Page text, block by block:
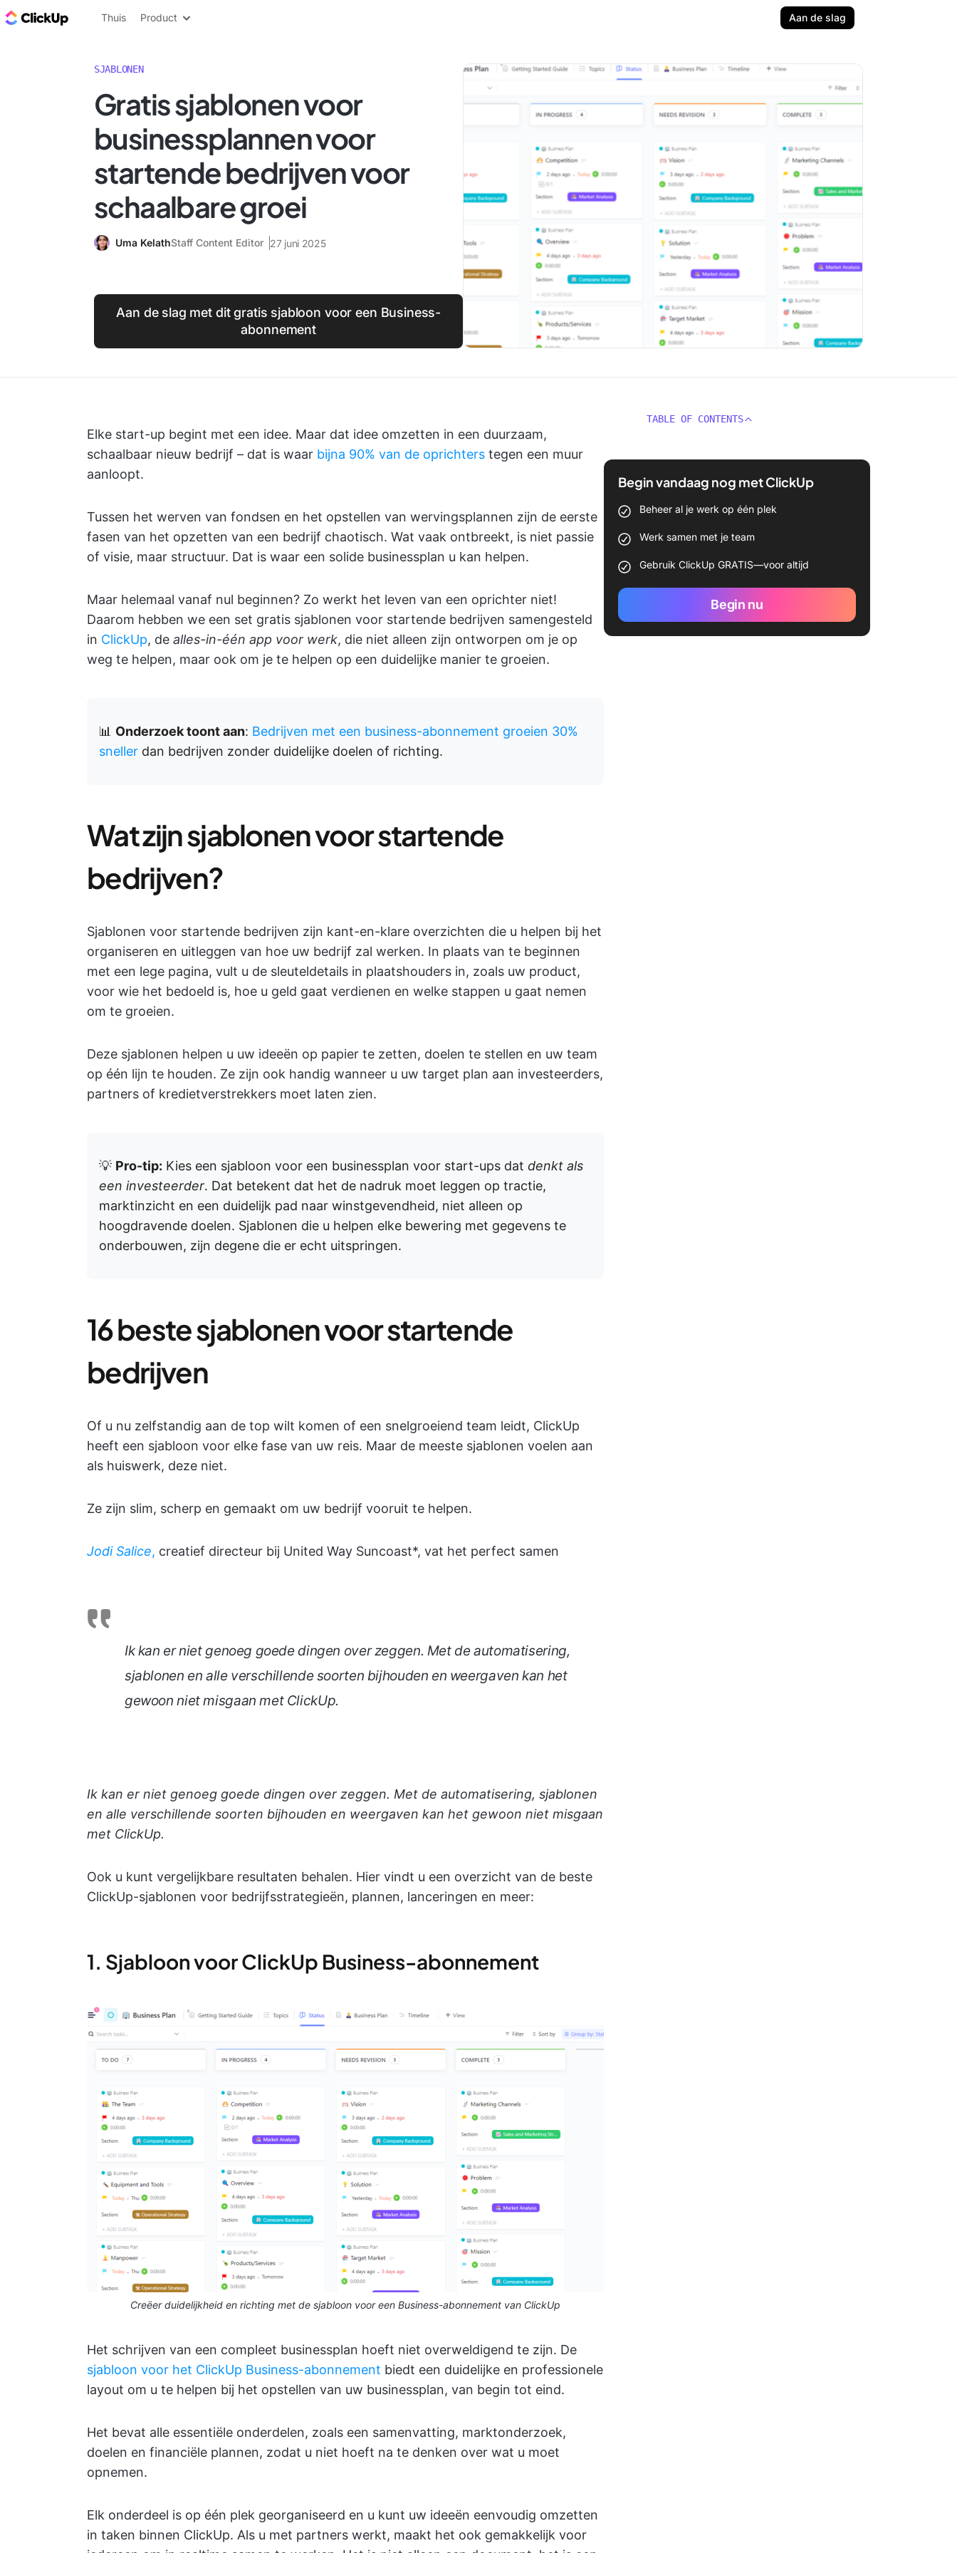
ClickUp Blog
Thuis Product Aan de slag
SJABLONEN
Gratis sjablonen voor
businessplannen voor
startende bedrijven voor
schaalbare groei
Uma KelathStaff Content Editor 27 juni 2025
Aan de slag met dit gratis sjabloon voor een Business-
abonnement
Elke start-up begint met een idee. Maar dat idee omzetten in een duurzaam,
schaalbaar nieuw bedrijf – dat is waar bijna 90% van de oprichters tegen een muur
aanloopt.
Tussen het werven van fondsen en het opstellen van wervingsplannen zijn de eerste
fasen van het opzetten van een bedrijf chaotisch. Wat vaak ontbreekt, is niet passie
of visie, maar structuur. Dat is waar een solide businessplan u kan helpen.
Maar helemaal vanaf nul beginnen? Zo werkt het leven van een oprichter niet!
Daarom hebben we een set gratis sjablonen voor startende bedrijven samengesteld
in ClickUp, de alles-in-één app voor werk, die niet alleen zijn ontworpen om je op
weg te helpen, maar ook om je te helpen op een duidelijke manier te groeien.
📊 Onderzoek toont aan: Bedrijven met een business-abonnement groeien 30%
sneller dan bedrijven zonder duidelijke doelen of richting.
Wat zijn sjablonen voor startende
bedrijven?
Sjablonen voor startende bedrijven zijn kant-en-klare overzichten die u helpen bij het
organiseren en uitleggen van hoe uw bedrijf zal werken. In plaats van te beginnen
met een lege pagina, vult u de sleuteldetails in plaatshouders in, zoals uw product,
voor wie het bedoeld is, hoe u geld gaat verdienen en welke stappen u gaat nemen
om te groeien.
Deze sjablonen helpen u uw ideeën op papier te zetten, doelen te stellen en uw team
op één lijn te houden. Ze zijn ook handig wanneer u uw target plan aan investeerders,
partners of kredietverstrekkers moet laten zien.
💡 Pro-tip: Kies een sjabloon voor een businessplan voor start-ups dat denkt als
een investeerder. Dat betekent dat het de nadruk moet leggen op tractie,
marktinzicht en een duidelijk pad naar winstgevendheid, niet alleen op
hoogdravende doelen. Sjablonen die u helpen elke bewering met gegevens te
onderbouwen, zijn degene die er echt uitspringen.
16 beste sjablonen voor startende
bedrijven
Of u nu zelfstandig aan de top wilt komen of een snelgroeiend team leidt, ClickUp
heeft een sjabloon voor elke fase van uw reis. Maar de meeste sjablonen voelen aan
als huiswerk, deze niet.
Ze zijn slim, scherp en gemaakt om uw bedrijf vooruit te helpen.
Jodi Salice, creatief directeur bij United Way Suncoast*, vat het perfect samen
Ik kan er niet genoeg goede dingen over zeggen. Met de automatisering,
sjablonen en alle verschillende soorten bijhouden en weergaven kan het
gewoon niet misgaan met ClickUp.
Ik kan er niet genoeg goede dingen over zeggen. Met de automatisering, sjablonen
en alle verschillende soorten bijhouden en weergaven kan het gewoon niet misgaan
met ClickUp.
Ook u kunt vergelijkbare resultaten behalen. Hier vindt u een overzicht van de beste
ClickUp-sjablonen voor bedrijfsstrategieën, plannen, lanceringen en meer:
1. Sjabloon voor ClickUp Business-abonnement
Creëer duidelijkheid en richting met de sjabloon voor een Business-abonnement van ClickUp
Het schrijven van een compleet businessplan hoeft niet overweldigend te zijn. De
sjabloon voor het ClickUp Business-abonnement biedt een duidelijke en professionele
layout om u te helpen bij het opstellen van uw businessplan, van begin tot eind.
Het bevat alle essentiële onderdelen, zoals een samenvatting, marktonderzoek,
doelen en financiële plannen, zodat u niet hoeft na te denken over wat u moet
opnemen.
Elk onderdeel is op één plek georganiseerd en u kunt uw ideeën eenvoudig omzetten
in taken binnen ClickUp. Als u met partners werkt, maakt het ook gemakkelijk voor
TABLE OF CONTENTS
Begin vandaag nog met ClickUp
Beheer al je werk op één plek
Werk samen met je team
Gebruik ClickUp GRATIS—voor altijd
Begin nu